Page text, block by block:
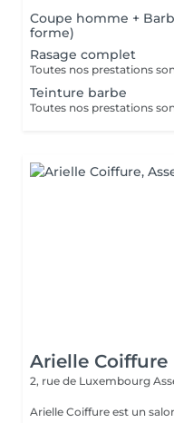
Coupe homme +
forme)
Rasage complet
Teinture barbe
Arielle Coiffure
2, rue de Luxembourg
Arielle Coiffure est un